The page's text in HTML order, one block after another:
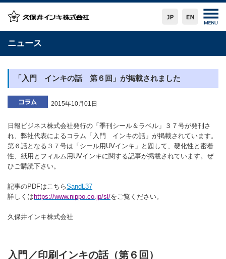
ニュース
「入門 インキの話 第６回」が掲載されました
2015年10月01日
日報ビジネス株式会社発行の「季刊シール＆ラベル」３７号が発刊さ
れ、弊社代表によるコラム「入門 インキの話」が掲載されています。
第６話となる３７号は「シール用UVインキ」と題して、硬化性と密着
性、紙用とフィルム用UVインキに関する記事が掲載されています。ぜ
ひご購読下さい。
記事のPDFはこちらSandL37
詳しくは https://www.nippo.co.jp/sl/をご覧ください。
久保井インキ株式会社
入門／印刷インキの話（第６回）